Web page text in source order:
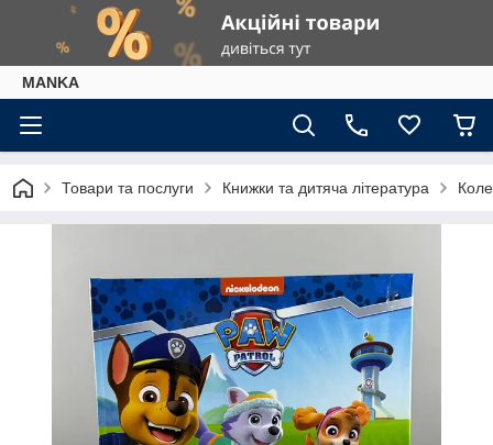
МАNKА
Товари та послуги Книжки та дитяча література